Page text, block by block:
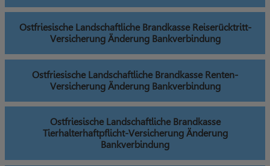
Ostfriesische Landschaftliche Brandkasse Reiserücktritt-
Versicherung Änderung Bankverbindung
Ostfriesische Landschaftliche Brandkasse Renten-
Versicherung Änderung Bankverbindung
Ostfriesische Landschaftliche Brandkasse
Tierhalterhaftpflicht-Versicherung Änderung
Bankverbindung